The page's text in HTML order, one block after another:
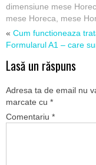
dimensiune mese
mese Horeca
mese
« Cum functioneaza
Formularul A1 – care
Lasă un răspuns
Adresa ta de email nu
marcate cu *
Comentariu *